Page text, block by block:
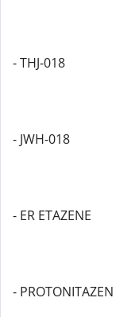
- THJ-018
- JWH-018
- ER ETAZENE
- PROTONITAZEN